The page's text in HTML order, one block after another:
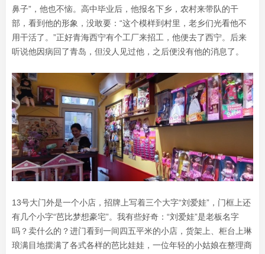
鼻子”，他也不恼。高中毕业后，他报名下乡，农村来带队的干
部，看到他的形象，没敢要：“这个模样到村里，老乡们光看他不
用干活了。”正好青海西宁有个工厂来招工，他便去了西宁。后来
听说他因病回了青岛，但没人见过他，之后便没有他的消息了。
13号大门外是一个小店，招牌上写着三个大字“刘爱娃”，门框上还
有几个小字“芭比梦想豪宅”。我有些好奇：“刘爱娃”是老板名字
吗？卖什么的？进门看到一间四五平米的小店，货架上、柜台上琳
琅满目地摆满了各式各样的芭比娃娃，一位年轻的小姑娘在整理商